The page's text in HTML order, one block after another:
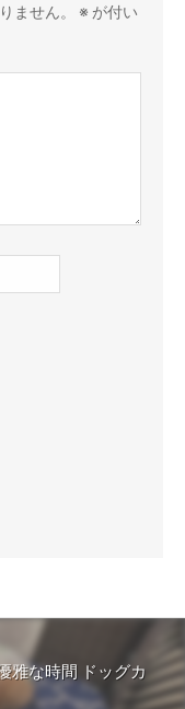
ません。 ※ が付い
雅な時間 ドッグカ